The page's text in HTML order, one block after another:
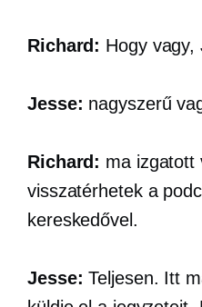
Richard: Hogy vagy,
Jesse: nagyszerű
Richard: ma izgatott
visszatérhetek a
kereskedővel.
Jesse: Teljesen. Itt